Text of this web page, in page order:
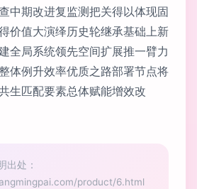
中期改进复监测把关得以体现固
价值大演绎历史轮继承基础上新
全局系统领先空间扩展推一臂力
体例升效率优质之路部署节点将
生匹配要素总体赋能增效改
出处：
product/6.html